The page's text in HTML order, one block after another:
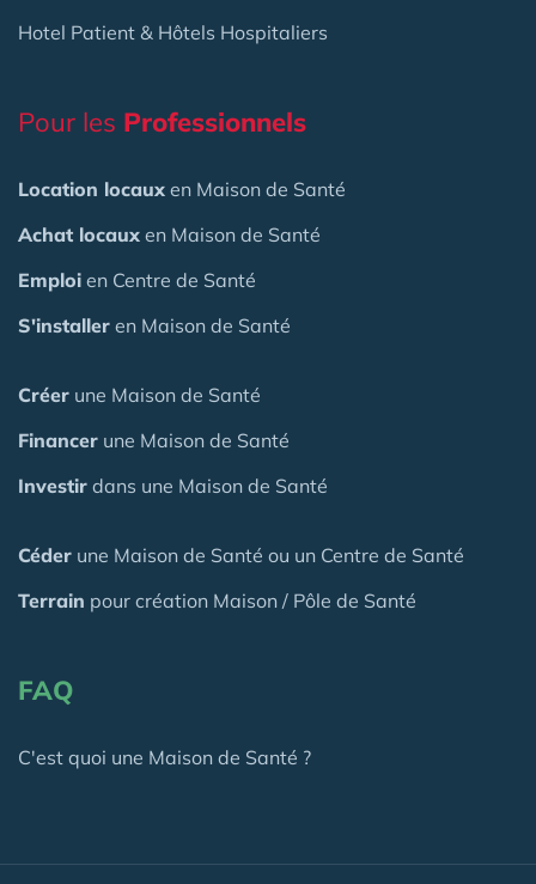
Hotel Patient & Hôtels Hospitaliers
Pour les Professionnels
Location locaux en Maison de Santé
Achat locaux en Maison de Santé
Emploi en Centre de Santé
S'installer en Maison de Santé
Créer une Maison de Santé
Financer une Maison de Santé
Investir dans une Maison de Santé
Céder une Maison de Santé ou un Centre de Santé
Terrain pour création Maison / Pôle de Santé
FAQ
C'est quoi une Maison de Santé ?